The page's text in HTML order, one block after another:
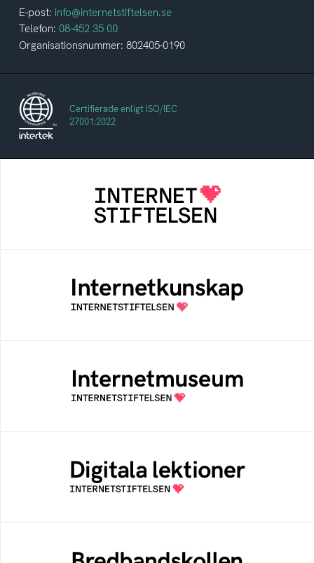
E-post: info@internetstiftelsen.se
Telefon: 08-452 35 00
Organisationsnummer: 802405-0190
Certifierade enligt ISO/IEC
27001:2022
Internetstiftelsen verkar för ett internet som
bidrar positivt till människan och samhället
Samlad kunskap som hjälper dig att bli en
säker och medveten internetanvändare
Ett digitalt museum som byggts, och kureras
av Internetstiftelsen
Öppen digital lärresurs med färdiga lektioner
för alla stadier i grundskolan
Bredbandskollen är ett oberoende